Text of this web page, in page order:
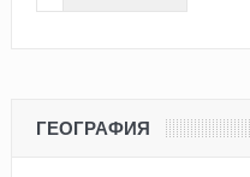
ГЕОГРАФИЯ